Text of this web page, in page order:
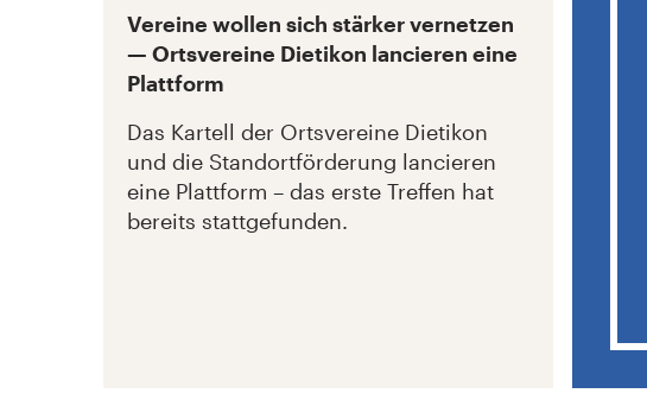
Vereine wollen sich stärker vernetzen
— Ortsvereine Dietikon lancieren eine
Plattform
Das Kartell der Ortsvereine Dietikon
und die Standortförderung lancieren
eine Plattform – das erste Treffen hat
bereits stattgefunden.